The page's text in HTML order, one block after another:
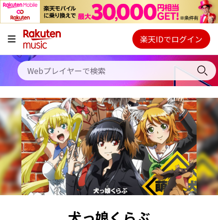
キャンペーン
料金プラン
使い方
初回30日間無料お試し
Webプレイヤー
ご契約内容の確認・変更
楽天IDでログイン